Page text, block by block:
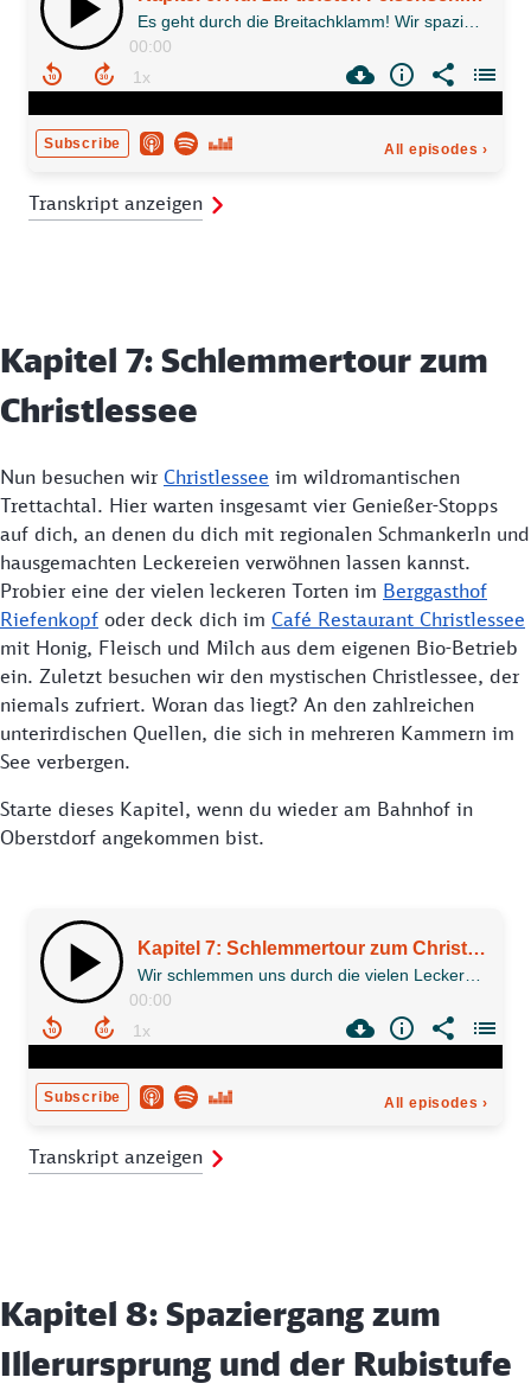
Transkript anzeigen
Kapitel 7: Schlemmertour zum
Christlessee
Nun besuchen wir Christlessee im wildromantischen
Trettachtal. Hier warten insgesamt vier Genießer-Stopps
auf dich, an denen du dich mit regionalen Schmankerln und
hausgemachten Leckereien verwöhnen lassen kannst.
Probier eine der vielen leckeren Torten im Berggasthof
Riefenkopf oder deck dich im Café Restaurant Christlessee
mit Honig, Fleisch und Milch aus dem eigenen Bio-Betrieb
ein. Zuletzt besuchen wir den mystischen Christlessee, der
niemals zufriert. Woran das liegt? An den zahlreichen
unterirdischen Quellen, die sich in mehreren Kammern im
See verbergen.
Starte dieses Kapitel, wenn du wieder am Bahnhof in
Oberstdorf angekommen bist.
Transkript anzeigen
Kapitel 8: Spaziergang zum
Illerursprung und der Rubistufe